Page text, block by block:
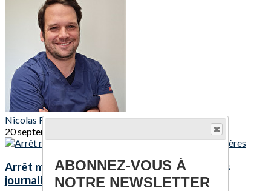
Nicolas FONTANA
20 septembre 2021
Arrêt maladie : votre dispositif d'indemnités
journalières
ABONNEZ-VOUS À
NOTRE NEWSLETTER